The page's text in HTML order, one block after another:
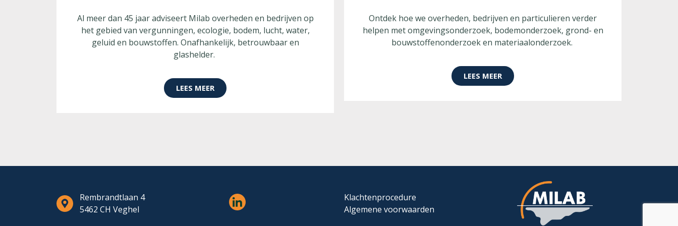
Al meer dan 45 jaar adviseert Milab overheden en bedrijven op
het gebied van vergunningen, ecologie, bodem, lucht, water,
geluid en bouwstoffen. Onafhankelijk, betrouwbaar en
glashelder.
LEES MEER
Ontdek hoe we overheden, bedrijven en particulieren verder
helpen met omgevingsonderzoek, bodemonderzoek, grond- en
bouwstoffenonderzoek en materiaalonderzoek.
LEES MEER
Rembrandtlaan 4
5462 CH Veghel
Klachtenprocedure
Algemene voorwaarden